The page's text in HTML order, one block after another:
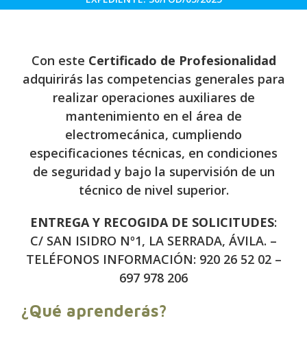
Con este Certificado de Profesionalidad
adquirirás las competencias generales para
realizar operaciones auxiliares de
mantenimiento en el área de
electromecánica, cumpliendo
especificaciones técnicas, en condiciones
de seguridad y bajo la supervisión de un
técnico de nivel superior.
ENTREGA Y RECOGIDA DE SOLICITUDES:
C/ SAN ISIDRO Nº1, LA SERRADA, ÁVILA. –
TELÉFONOS INFORMACIÓN: 920 26 52 02 –
697 978 206
¿Qué aprenderás?